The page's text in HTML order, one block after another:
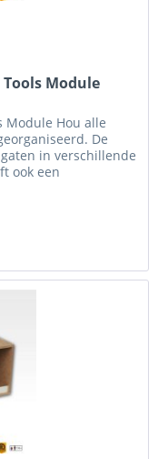
Module
Module Hou alle
De
in verschillende
ook een